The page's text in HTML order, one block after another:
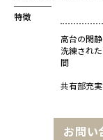
特徴
高台の閑
洗練され
間
共有部充
お問い